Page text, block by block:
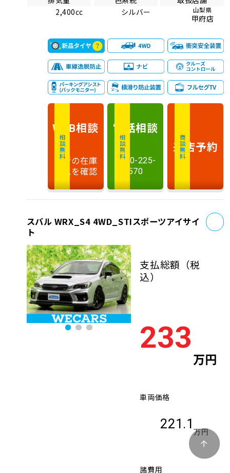
2,400cc
シルバー
山梨県
甲府店
相談無料
WEB相談
最新の在庫
状況を確認
相談無料
電話相談
0120-225-
570
商談無料
来店予約
スバル WRX_S4 4WD_STIスポーツアイサイ
ト
支払総額 （税
込）
233
万円
車両価格
221.1
万円
諸費用